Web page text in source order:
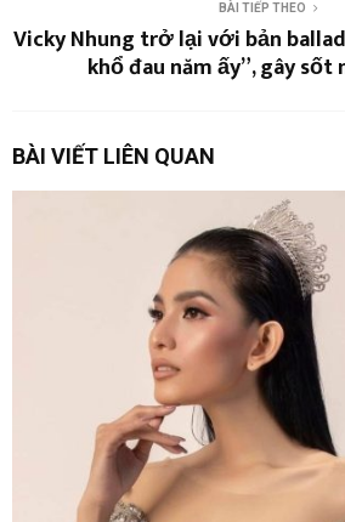
BÀI TIẾP THEO
Vicky Nhung trở lại với bản
khổ đau năm ấy”, gây sốt
BÀI VIẾT LIÊN QUAN